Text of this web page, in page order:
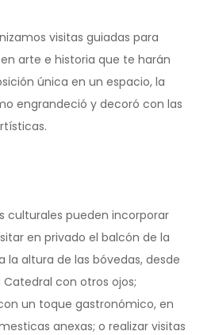
visitas guiadas para
arte e historia que te harán
única en un espacio, la
engrandeció y decoró con las
culturales pueden incorporar
en privado el balcón de la
la altura de las bóvedas, desde
con otros ojos;
un toque gastronómico, en
anexas; o realizar visitas